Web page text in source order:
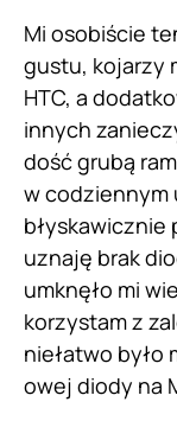
Mi osobiście
gustu, kojarzy
HTC, a
innych
dość grubą
w codziennym
błyskawicznie
uznaję brak
umknęło mi
korzystam z
niełatwo było
owej diody na